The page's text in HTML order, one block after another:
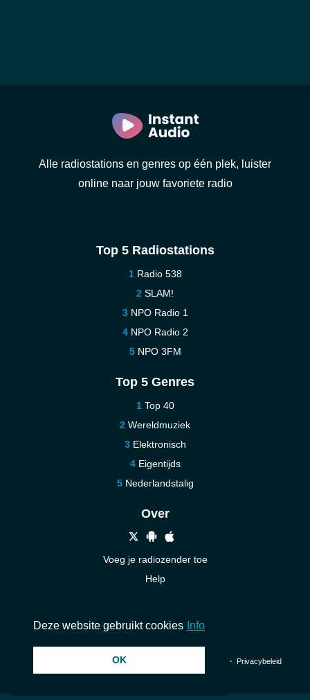
Alle radiostations en genres op één plek, luister
online naar jouw favoriete radio
Top 5 Radiostations
Radio 538
SLAM!
NPO Radio 1
NPO Radio 2
NPO 3FM
Top 5 Genres
Top 40
Wereldmuziek
Elektronisch
Eigentijds
Nederlandstalig
Over
Voeg je radiozender toe
Help
© 2026 InstantAudio. Alle rechten voorbehouden. ・ ・ Privacybeleid
Deze website gebruikt cookies Info
OK